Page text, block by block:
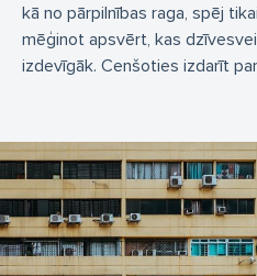
stiprinājumi
Dzesēšanas un saldēšanas
SAUERMANN
Gaiss-ūdens siltumsūkņi
viedā silto grīdu
kā no pārpilnības raga, spēj
mēģinot apsvērt, kas
izdevīgāk. Cenšoties izdarīt